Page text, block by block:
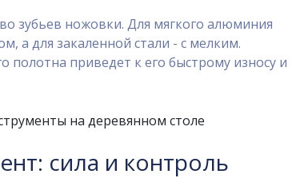
зубьев ножовки. Для мягкого алюминия
а для закаленной стали - с мелким.
полотна приведет к его быстрому износу и
сила и контроль